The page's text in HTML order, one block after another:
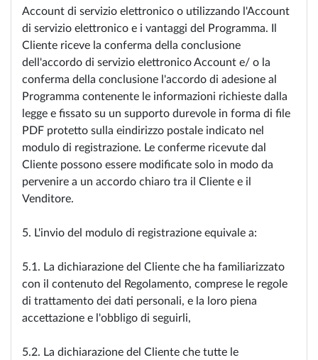
Account di servizio elettronico o utilizzando l'Account
di servizio elettronico e i vantaggi del Programma. Il
Cliente riceve la conferma della conclusione
dell'accordo di servizio elettronico Account e/ o la
conferma della conclusione l'accordo di adesione al
Programma contenente le informazioni richieste dalla
legge e fissato su un supporto durevole in forma di file
PDF protetto sulla eindirizzo postale indicato nel
modulo di registrazione. Le conferme ricevute dal
Cliente possono essere modificate solo in modo da
pervenire a un accordo chiaro tra il Cliente e il
Venditore.
5. L'invio del modulo di registrazione equivale a:
5.1. La dichiarazione del Cliente che ha familiarizzato
con il contenuto del Regolamento, comprese le regole
di trattamento dei dati personali, e la loro piena
accettazione e l'obbligo di seguirli,
5.2. La dichiarazione del Cliente che tutte le